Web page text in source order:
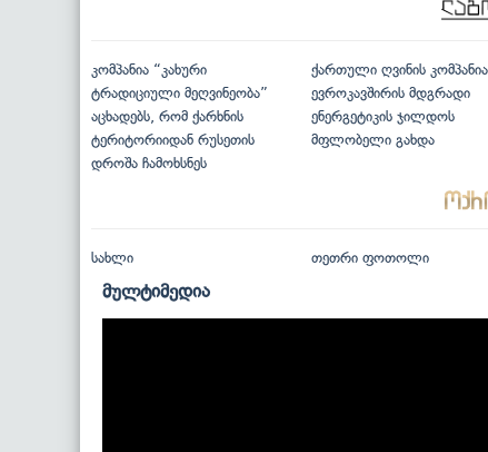
კომპანია “კახური
ტრადიციული მეღვინეობა”
აცხადებს, რომ ქარხნის
ტერიტორიიდან რუსეთის
დროშა ჩამოხსნეს
ქართული ღვინის კომპანია
ევროკავშირის მდგრადი
ენერგეტიკის ჯილდოს
მფლობელი გახდა
სახლი თეთრი ფოთოლი
მულტიმედია